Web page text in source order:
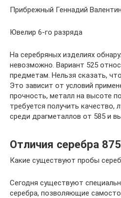
Прибрежный Геннадий
Ювелир 6-го разряда
На серебряных изделиях
невозможно. Вариант 525
предметам. Нельзя сказать,
Это зависит от условий
прочность, металл на высоте
требуется получить качество,
среди драгметаллов от 585 и
Отличия серебра
Какие существуют пробы
Сегодня существуют
серебра, позволяющие